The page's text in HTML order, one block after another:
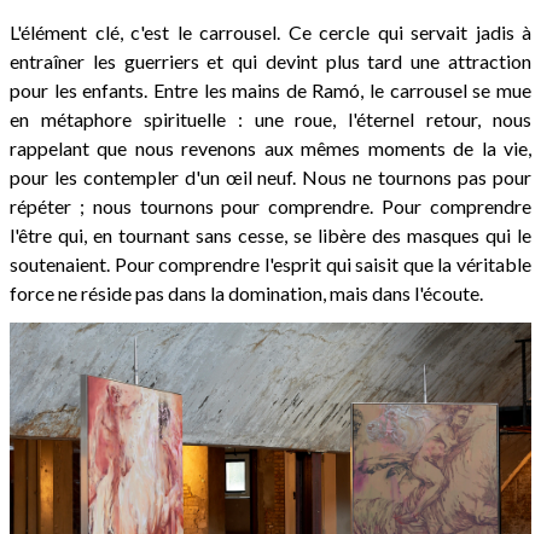
L'élément clé, c'est le carrousel. Ce cercle qui servait jadis à
entraîner les guerriers et qui devint plus tard une attraction
pour les enfants. Entre les mains de Ramó, le carrousel se mue
en métaphore spirituelle : une roue, l'éternel retour, nous
rappelant que nous revenons aux mêmes moments de la vie,
pour les contempler d'un œil neuf. Nous ne tournons pas pour
répéter ; nous tournons pour comprendre. Pour comprendre
l'être qui, en tournant sans cesse, se libère des masques qui le
soutenaient. Pour comprendre l'esprit qui saisit que la véritable
force ne réside pas dans la domination, mais dans l'écoute.